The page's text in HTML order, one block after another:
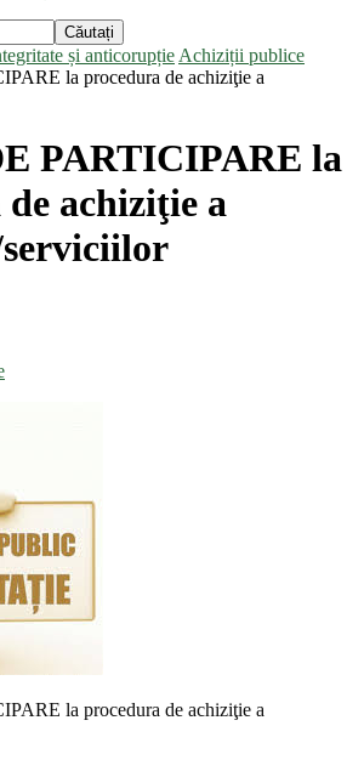
și anticorupție Achiziții publice
la procedura de achiziţie a
PARTICIPARE la
achiziţie a
la procedura de achiziţie a